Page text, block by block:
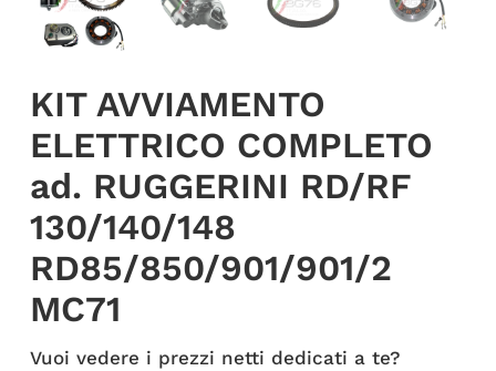
KIT AVVIAMENTO
ELETTRICO COMPLETO
ad. RUGGERINI RD/RF
130/140/148
RD85/850/901/901/2
MC71
Vuoi vedere i prezzi netti dedicati a te?